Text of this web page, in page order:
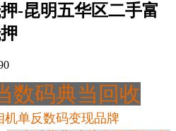
-昆明五华区二手富
数码典当回收
机单反数码变现品牌